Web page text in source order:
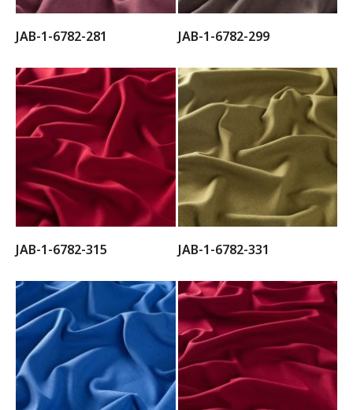
JAB-1-6782-281 JAB-1-6782-299
JAB-1-6782-315 JAB-1-6782-331